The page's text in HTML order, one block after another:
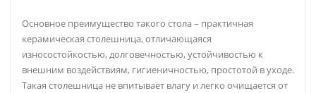
Основное преимущество такого стола – практичная
керамическая столешница, отличающаяся
износостойкостью, долговечностью, устойчивостью к
внешним воздействиям, гигиеничностью, простотой в уходе.
Такая столешница не впитывает влагу и легко очищается от